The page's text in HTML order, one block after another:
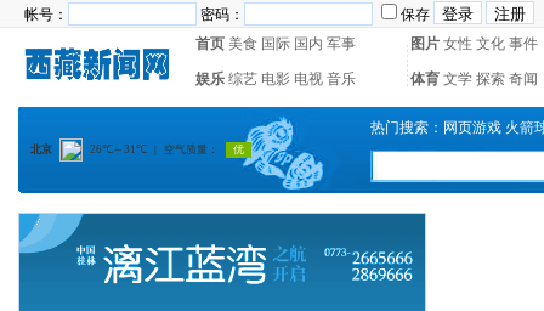
帐号： 密码：
保存
首页 美食 国际 国内 军事 图片 女性 文化 事件
娱乐 综艺 电影 电视 音乐 体育 文学 探索 奇闻
热门搜索： 网页游戏 火箭